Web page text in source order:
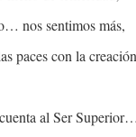
nos sentimos más,
paces con la
al Ser Superior…